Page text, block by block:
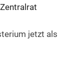
Zentralrat
jetzt als